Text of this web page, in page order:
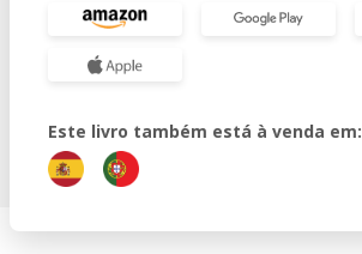
Este livro também está à venda em: